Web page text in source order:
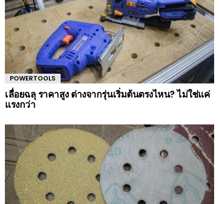
POWERTOOLS
เลื่อยฉลุ ราคาสูง ต่างจากรุ่นเริ่มต้นตรงไหน? ไม่ใช่แค่
แรงกว่า